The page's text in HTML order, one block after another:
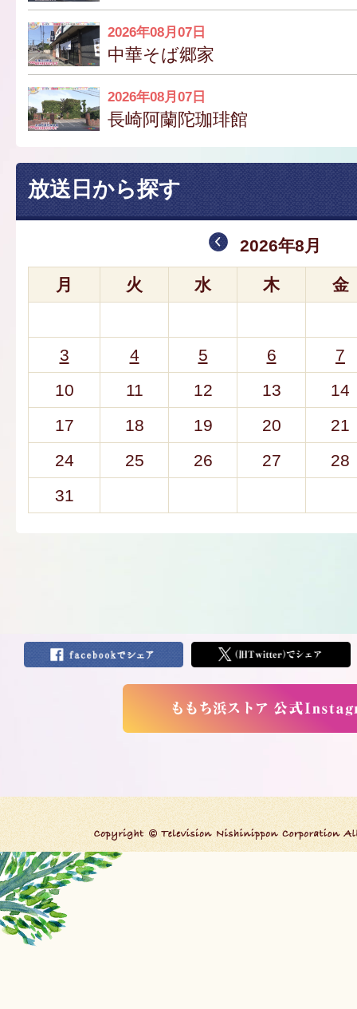
2026年08月07日
中華そば郷家
2026年08月07日
長崎阿蘭陀珈琲館
放送日から探す
2026年8月
月 火 水 木 金
3 4 5 6
7
10
11 12 13
14
17
18 19 20
21
24
25 26 27
28
31